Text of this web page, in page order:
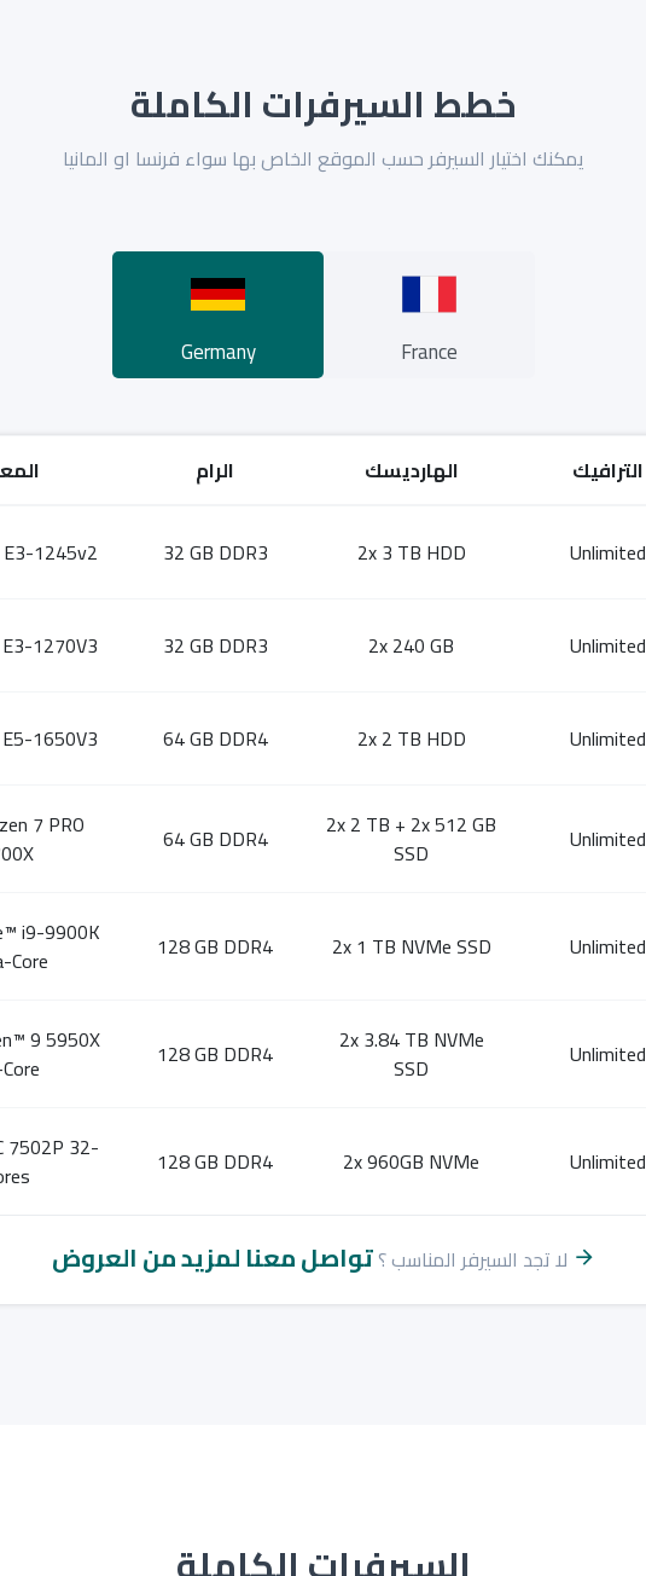
خطط السيرفرات الكاملة
يمكنك اختيار السيرفر حسب الموقع الخاص بها سواء فرنسا او المانيا
France
Germany
الرام الهارديسك الترافيك
1245v2 32 GB DDR3 2x 3 TB HDD Unlimited
1270V3 32 GB DDR3 2x 240 GB Unlimited
1650V3 64 GB DDR4 2x 2 TB HDD Unlimited
7 PRO
64 GB DDR4
2x 2 TB + 2x 512 GB
SSD
Unlimited
i9-9900K
Core
128 GB DDR4 2x 1 TB NVMe SSD Unlimited
9 5950X
128 GB DDR4
2x 3.84 TB NVMe
SSD
Unlimited
7502P 32-
128 GB DDR4 2x 960GB NVMe Unlimited
لا تجد السيرفر المناسب ؟